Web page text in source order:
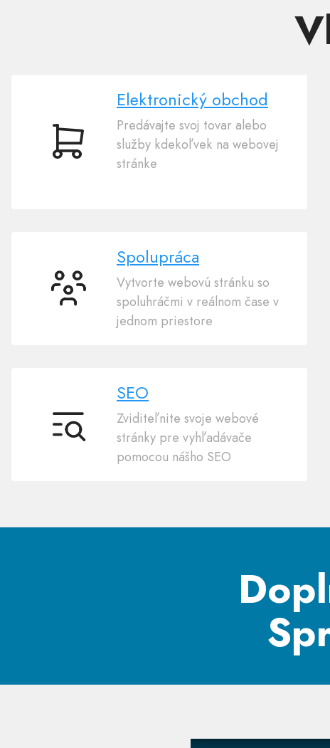
Elektronický
Elektronický obchod
Predávajte svoj tovar alebo
služby kdekoľvek na webovej
stránke
Spolupráca
Spolupráca
Vytvorte webovú stránku so
spoluhráčmi v reálnom čase v
jednom priestore
SEO
SEO
Zviditeľnite svoje webové
stránky pre vyhľadávače
pomocou nášho SEO